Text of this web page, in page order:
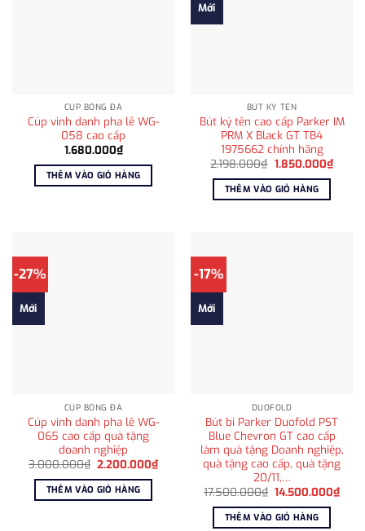
CÚP BÓNG ĐÁ
Cúp vinh danh pha lê WG-
058 cao cấp
1.680.000₫
THÊM VÀO GIỎ HÀNG
Mới
BÚT KÝ TÊN
Bút ký tên cao cấp Parker IM
PRM X Black GT TB4
1975662 chính hãng
2.198.000₫ Giá
là:
2.198.000₫.
1.850.000₫Giá
hiện
THÊM VÀO GIỎ HÀNG
-27%
Mới
CÚP BÓNG ĐÁ
Cúp vinh danh pha lê WG-
065 cao cấp quà tặng
doanh nghiệp
3.000.000₫ Giá
là:
3.000.000₫.
2.200.000₫Giá
hiện
2.200.000₫.
THÊM VÀO GIỎ HÀNG
-17%
Mới
DUOFOLD
Bút bi Parker Duofold PST
Blue Chevron GT cao cấp
làm quà tặng Doanh nghiệp,
quà tặng cao cấp, quà tặng
20/11,…
17.500.000₫ Giá
là:
17.500.000₫.
14.500.000₫Giá
hiện
THÊM VÀO GIỎ HÀNG